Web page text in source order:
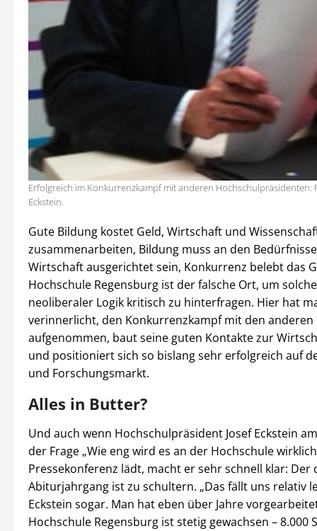
Erfolgreich im Konkurrenzkampf mit anderen Hochschulpräsidenten:
Eckstein.
Gute Bildung kostet Geld, Wirtschaft und
zusammenarbeiten, Bildung muss an den
Wirtschaft ausgerichtet sein, Konkurrenz belebt das
Hochschule Regensburg ist der falsche Ort, um
neoliberaler Logik kritisch zu hinterfragen. Hier hat
verinnerlicht, den Konkurrenzkampf mit den anderen
aufgenommen, baut seine guten Kontakte zur
und positioniert sich so bislang sehr erfolgreich auf
und Forschungsmarkt.
Alles in Butter?
Und auch wenn Hochschulpräsident Josef Eckstein
der Frage „Wie eng wird es an der Hochschule
Pressekonferenz lädt, macht er sehr schnell klar: Der
Abiturjahrgang ist zu schultern. „Das fällt uns relativ
Eckstein sogar. Man hat eben über Jahre
Hochschule Regensburg ist stetig gewachsen – 8.000